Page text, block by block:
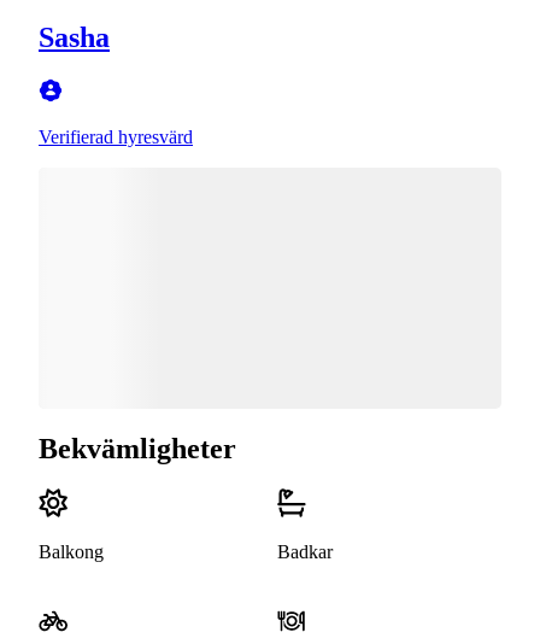
Sasha
Verifierad hyresvärd
Bekvämligheter
Balkong Badkar